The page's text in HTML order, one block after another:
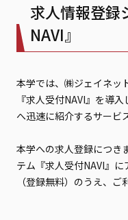
求人情報登録
NAVI』
本学では、㈱ジェイネッ
『求人受付NAVI』を導
へ迅速に紹介するサービ
本学への求人登録につき
テム『求人受付NAVI』に
（登録無料）のうえ、ご